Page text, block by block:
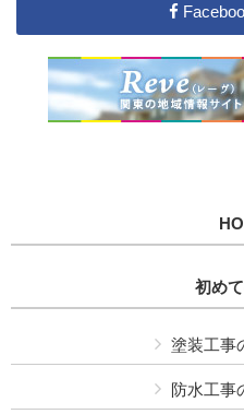
初め
塗装工事
防水工事